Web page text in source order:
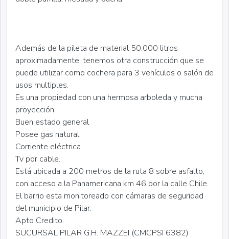
Además de la pileta de material 50.000 litros
aproximadamente, tenemos otra construcción que se
puede utilizar como cochera para 3 vehículos o salón de
usos multiples.
Es una propiedad con una hermosa arboleda y mucha
proyección.
Buen estado general
Posee gas natural.
Corriente eléctrica
Tv por cable.
Está ubicada a 200 metros de la ruta 8 sobre asfalto,
con acceso a la Panamericana km 46 por la calle Chile.
El barrio esta monitoreado con cámaras de seguridad
del municipio de Pilar.
Apto Credito.
SUCURSAL PILAR G.H. MAZZEI (CMCPSI 6382)